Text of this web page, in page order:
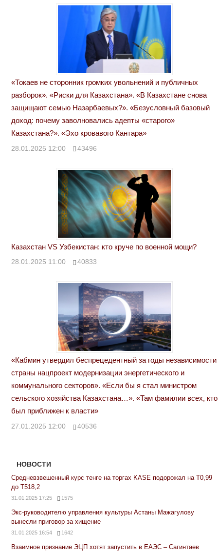
«Токаев не сторонник громких увольнений и публичных
разборок». «Риски для Казахстана». «В Казахстане снова
защищают семью Назарбаевых?». «Безусловный базовый
доход: почему заволновались адепты «старого»
Казахстана?». «Эхо кровавого Кантара»
28.01.2025 12:00 43496
Казахстан VS Узбекистан: кто круче по военной мощи?
28.01.2025 11:00 40833
«Кабмин утвердил беспрецедентный за годы независимости
страны нацпроект модернизации энергетического и
коммунального секторов». «Если бы я стал министром
сельского хозяйства Казахстана…». «Там фамилии всех, кто
был приближен к власти»
27.01.2025 12:00 40536
НОВОСТИ
Средневзвешенный курс тенге на торгах KASE подорожал на Т0,99
до Т518,2
31.01.2025 17:25 1575
Экс-руководителю управления культуры Астаны Мажагулову
вынесли приговор за хищение
31.01.2025 16:54 1642
Взаимное признание ЭЦП хотят запустить в ЕАЭС – Сагинтаев